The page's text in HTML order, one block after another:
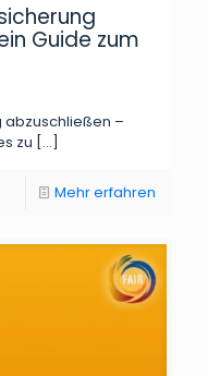
Guide zum
abzuschließen –
zu […]
Mehr erfahren